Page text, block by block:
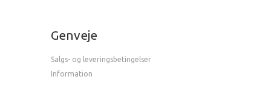
Genveje
Salgs- og leveringsbetingelser
Information